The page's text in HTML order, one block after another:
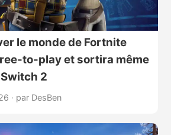
le monde de Fortnite
to-play et sortira même
2
· par DesBen